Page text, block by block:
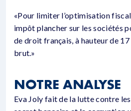
«Pour limiter l’optimisation
impôt plancher sur les sociétés
de droit français, à hauteur de
brut.»
NOTRE ANALYSE
Eva Joly fait de la lutte contre